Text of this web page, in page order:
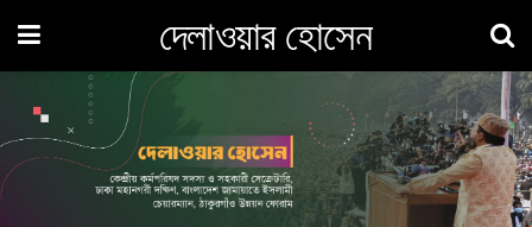
দেলাওয়ার হোসেন